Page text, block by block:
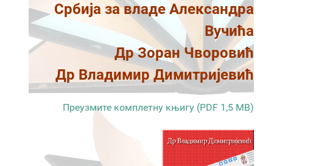
Србија за владе Александра
Вучића
Др Зоран Чворовић
Др Владимир Димитријевић
Преузмите комплетну књигу (PDF 1,5 MB)